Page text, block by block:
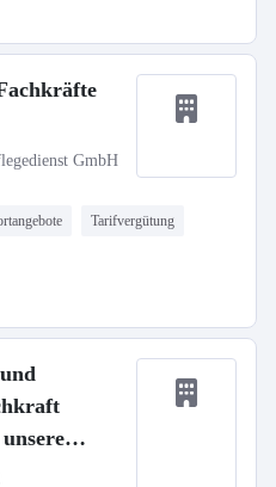
GmbH
Tarifvergütung